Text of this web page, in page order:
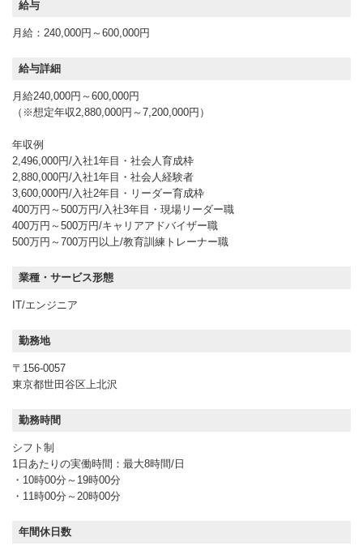
給与
月給：240,000円～600,000円
給与詳細
月給240,000円～600,000円
（※想定年収2,880,000円～7,200,000円）
年収例
2,496,000円/入社1年目・社会人育成枠
2,880,000円/入社1年目・社会人経験者
3,600,000円/入社2年目・リーダー育成枠
400万円～500万円/入社3年目・現場リーダー職
400万円～500万円/キャリアアドバイザー職
500万円～700万円以上/教育訓練トレーナー職
業種・サービス形態
IT/エンジニア
勤務地
〒156-0057
東京都世田谷区上北沢
勤務時間
シフト制
1日あたりの実働時間：最大8時間/日
・10時00分～19時00分
・11時00分～20時00分
年間休日数